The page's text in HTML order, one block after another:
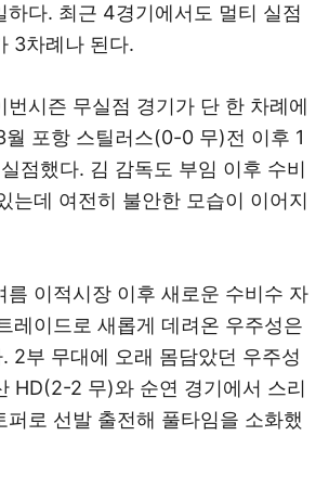
하다. 최근 4경기에서도 멀티 실점
3차례나 된다.
번시즌 무실점 경기가 단 한 차례에
월 포항 스틸러스(0-0 무)전 이후 1
점했다. 김 감독도 부임 이후 수비
는데 여전히 불안한 모습이 이어지
름 이적시장 이후 새로운 수비수 자
레이드로 새롭게 데려온 우주성은
2부 무대에 오래 몸담았던 우주성
HD(2-2 무)와 순연 경기에서 스리
퍼로 선발 출전해 풀타임을 소화했